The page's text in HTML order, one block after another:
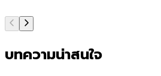
บทความน่าสนใจ